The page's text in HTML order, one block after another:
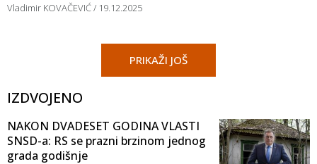
Vladimir KOVAČEVIĆ 19.12.2025
PRIKAŽI JOŠ
IZDVOJENO
NAKON DVADESET GODINA VLASTI
SNSD-a: RS se prazni brzinom jednog
grada godišnje